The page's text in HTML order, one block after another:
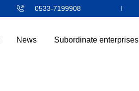
0533-7199908
News Subordinate enterprises